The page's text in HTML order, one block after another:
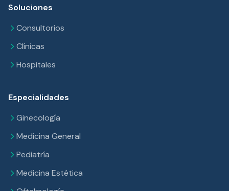
Soluciones
Consultorios
Clínicas
Hospitales
Especialidades
Ginecología
Medicina General
Pediatría
Medicina Estética